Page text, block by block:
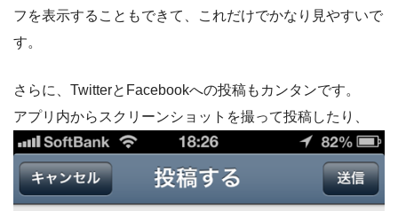
フを表示することもできて、これだけでかなり見やすいで
す。
さらに、TwitterとFacebookへの投稿もカンタンです。
アプリ内からスクリーンショットを撮って投稿したり、